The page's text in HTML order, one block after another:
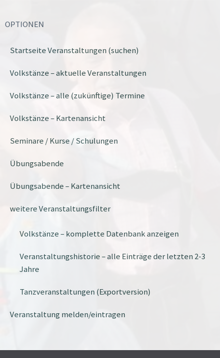
OPTIONEN
Startseite Veranstaltungen (suchen)
Volkstänze – aktuelle Veranstaltungen
Volkstänze – alle (zukünftige) Termine
Volkstänze – Kartenansicht
Seminare / Kurse / Schulungen
Übungsabende
Übungsabende – Kartenansicht
weitere Veranstaltungsfilter
Volkstänze – komplette Datenbank anzeigen
Veranstaltungshistorie – alle Einträge der letzten 2-3
Jahre
Tanzveranstaltungen (Exportversion)
Veranstaltung melden/eintragen